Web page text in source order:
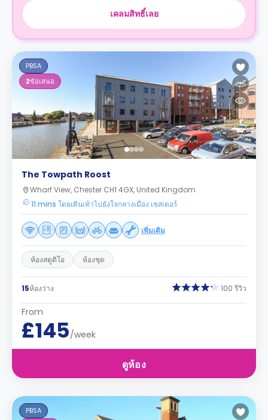
เคลมสิทธิ์เลย
PBSA
2ข้อเสนอ
The Towpath Roost
Wharf View, Chester CH1 4GX, United Kingdom
11 mins โดยเดินเท้าไปยังใจกลางเมือง เชสเตอร์
เพิ่มเติม
ห้องสตูดิโอ ห้องชุด
15ห้องว่าง 100 รีวิว
From
£145/week
ดูห้อง
PBSA